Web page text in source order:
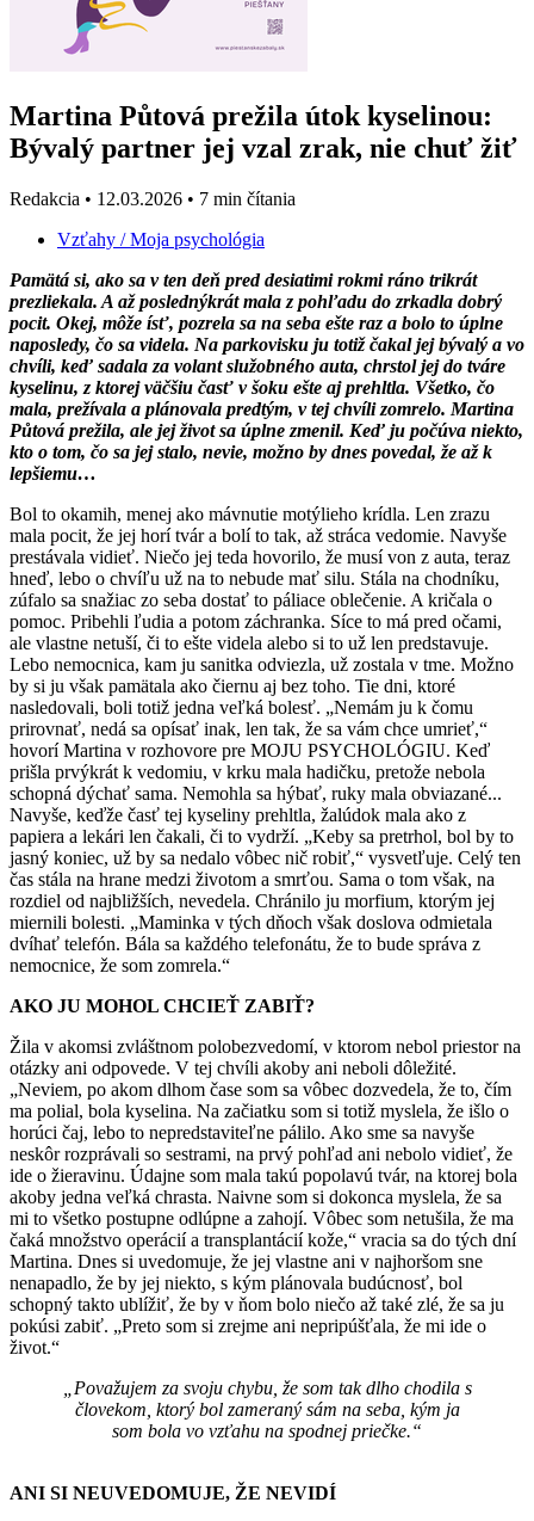
Martina Půtová prežila útok kyselinou:
Bývalý partner jej vzal zrak, nie chuť žiť
Redakcia • 12.03.2026 • 7 min čítania
Vzťahy / Moja psychológia
Pamätá si, ako sa v ten deň pred desiatimi rokmi ráno trikrát
prezliekala. A až poslednýkrát mala z pohľadu do zrkadla dobrý
pocit. Okej, môže ísť, pozrela sa na seba ešte raz a bolo to úplne
naposledy, čo sa videla. Na parkovisku ju totiž čakal jej bývalý a vo
chvíli, keď sadala za volant služobného auta, chrstol jej do tváre
kyselinu, z ktorej väčšiu časť v šoku ešte aj prehltla. Všetko, čo
mala, prežívala a plánovala predtým, v tej chvíli zomrelo. Martina
Půtová prežila, ale jej život sa úplne zmenil. Keď ju počúva niekto,
kto o tom, čo sa jej stalo, nevie, možno by dnes povedal, že až k
lepšiemu…
Bol to okamih, menej ako mávnutie motýlie­ho krídla. Len zrazu
mala pocit, že jej horí tvár a bolí to tak, až stráca vedomie. Navyše
prestávala vidieť. Niečo jej teda hovorilo, že musí von z auta, teraz
hneď, lebo o chvíľu už na to ne­bude mať silu. Stála na chodníku,
zúfalo sa sna­žiac zo seba dostať to páliace oblečenie. A kričala o
pomoc. Pribehli ľudia a potom záchranka. Síce to má pred očami,
ale vlastne netuší, či to ešte vide­la alebo si to už len predstavuje.
Lebo nemocnica, kam ju sanitka odviezla, už zostala v tme. Možno
by si ju však pamätala ako čiernu aj bez toho. Tie dni, ktoré
nasledovali, boli totiž jedna veľká bolesť. „Nemám ju k čomu
prirovnať, nedá sa opísať inak, len tak, že sa vám chce umrieť,“
hovorí Martina v rozhovore pre MOJU PSYCHOLÓGIU. Keď
prišla prvýkrát k vedomiu, v krku mala hadičku, pretože nebola
schopná dýchať sama. Nemohla sa hýbať, ruky mala obviazané...
Navyše, keďže časť tej ky­seliny prehltla, žalúdok mala ako z
papiera a lekári len čakali, či to vydrží. „Keby sa pretrhol, bol by to
jasný koniec, už by sa nedalo vôbec nič robiť,“ vysvetľuje. Celý ten
čas stála na hrane medzi živo­tom a smrťou. Sama o tom však, na
rozdiel od naj­bližších, nevedela. Chránilo ju morfium, ktorým jej
miernili bolesti. „Maminka v tých dňoch však doslova odmietala
dvíhať telefón. Bála sa každého telefonátu, že to bude správa z
nemocnice, že som zomrela.“
AKO JU MOHOL CHCIEŤ ZABIŤ?
Žila v akomsi zvláštnom polobezvedomí, v ktorom nebol priestor na
otázky ani odpovede. V tej chví­li akoby ani neboli dôležité.
„Neviem, po akom dlhom čase som sa vôbec dozvedela, že to, čím
ma polial, bola kyselina. Na začiatku som si totiž myslela, že išlo o
horúci čaj, lebo to nepredstavi­teľne pálilo. Ako sme sa navyše
neskôr rozprávali so sestrami, na prvý pohľad ani nebolo vidieť, že
ide o žieravinu. Údajne som mala takú popola­vú tvár, na ktorej bola
akoby jedna veľká chrasta. Naivne som si dokonca myslela, že sa
mi to všetko postupne odlúpne a zahojí. Vôbec som netušila, že ma
čaká množstvo operácií a transplantácií kože,“ vracia sa do tých dní
Martina. Dnes si uvedomuje, že jej vlastne ani v najhoršom sne
nenapadlo, že by jej niekto, s kým plánovala budúcnosť, bol
schopný takto ublížiť, že by v ňom bolo niečo až také zlé, že sa ju
pokúsi zabiť. „Preto som si zrejme ani nepri­púšťala, že mi ide o
život.“
„Považujem za svoju chybu, že som tak dlho chodila s
človekom, ktorý bol zameraný sám na seba, kým ja
som bola vo vzťahu na spodnej priečke.“
ANI SI NEUVEDOMUJE, ŽE NEVIDÍ